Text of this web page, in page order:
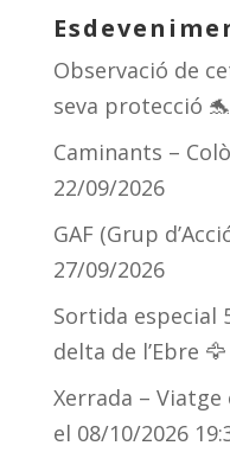
y d
s
Observació de
seva protecció 🐬
Caminants –
22/09/2026
GAF (Grup
27/09/2026
Sortida especial
delta de l’Ebre 🦅
Xerrada –
el 08/10/2026